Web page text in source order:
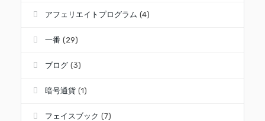
アフェリエイトプログラム (4)
一番 (29)
ブログ (3)
暗号通貨 (1)
フェイスブック (7)